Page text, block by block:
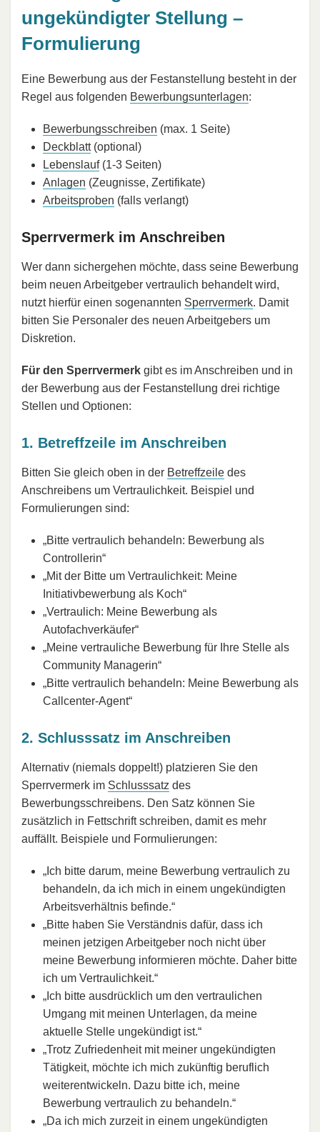
ungekündigter Stellung –
Formulierung
Eine Bewerbung aus der Festanstellung besteht in der
Regel aus folgenden Bewerbungsunterlagen:
Bewerbungsschreiben (max. 1 Seite)
Deckblatt(optional)
Lebenslauf(1-3 Seiten)
Anlagen (Zeugnisse, Zertifikate)
Arbeitsproben (falls verlangt)
Sperrvermerk im Anschreiben
Wer dann sichergehen möchte, dass seine Bewerbung
beim neuen Arbeitgeber vertraulich behandelt wird,
nutzt hierfür einen sogenannten Sperrvermerk. Damit
bitten Sie Personaler des neuen Arbeitgebers um
Diskretion.
Für den Sperrvermerk gibt es im Anschreiben und in
der Bewerbung aus der Festanstellung drei richtige
Stellen und Optionen:
1. Betreffzeile im Anschreiben
Bitten Sie gleich oben in der Betreffzeile des
Anschreibens um Vertraulichkeit. Beispiel und
Formulierungen sind:
„Bitte vertraulich behandeln: Bewerbung als
Controllerin“
„Mit der Bitte um Vertraulichkeit: Meine
Initiativbewerbung als Koch“
„Vertraulich: Meine Bewerbung als
Autofachverkäufer“
„Meine vertrauliche Bewerbung für Ihre Stelle als
Community Managerin“
„Bitte vertraulich behandeln: Meine Bewerbung als
Callcenter-Agent“
2. Schlusssatz im Anschreiben
Alternativ (niemals doppelt!) platzieren Sie den
Sperrvermerk im Schlusssatz des
Bewerbungsschreibens. Den Satz können Sie
zusätzlich in Fettschrift schreiben, damit es mehr
auffällt. Beispiele und Formulierungen:
„Ich bitte darum, meine Bewerbung vertraulich zu
behandeln, da ich mich in einem ungekündigten
Arbeitsverhältnis befinde.“
„Bitte haben Sie Verständnis dafür, dass ich
meinen jetzigen Arbeitgeber noch nicht über
meine Bewerbung informieren möchte. Daher bitte
ich um Vertraulichkeit.“
„Ich bitte ausdrücklich um den vertraulichen
Umgang mit meinen Unterlagen, da meine
aktuelle Stelle ungekündigt ist.“
„Trotz Zufriedenheit mit meiner ungekündigten
Tätigkeit, möchte ich mich zukünftig beruflich
weiterentwickeln. Dazu bitte ich, meine
Bewerbung vertraulich zu behandeln.“
„Da ich mich zurzeit in einem ungekündigten